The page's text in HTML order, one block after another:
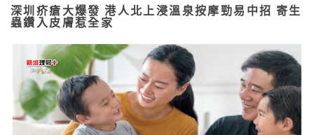
深圳疥瘡大爆發 港人北上浸溫泉按摩勁易中招 寄生
蟲鑽入皮膚惹全家